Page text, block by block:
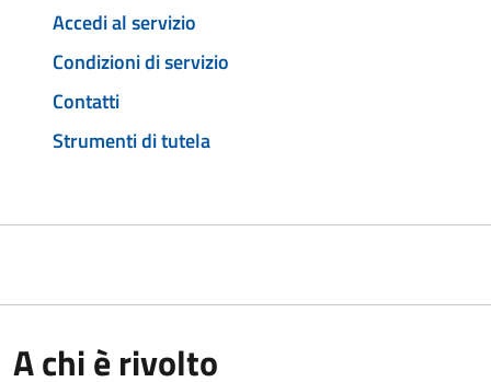
Accedi al servizio
Condizioni di servizio
Contatti
Strumenti di tutela
A chi è rivolto